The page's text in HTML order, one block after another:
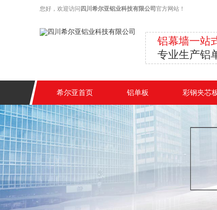
您好，欢迎访问 四川希尔亚铝业科技有限公司 官方网站！
铝幕墙一站
专业生产铝
希尔亚首页 铝单板 彩钢夹芯
关于我们 联系我们